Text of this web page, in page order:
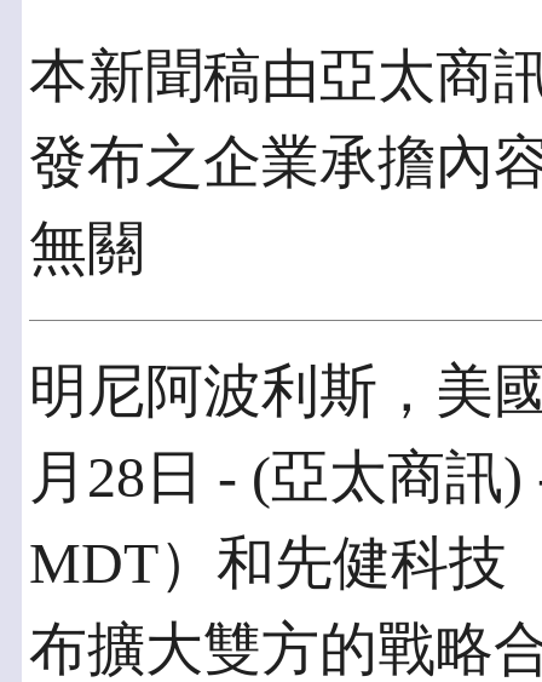
本新聞稿由亞太商
發布之企業承擔內
無關
明尼阿波利斯，美
月28日 - (亞太商訊
MDT）和先健科技
布擴大雙方的戰略